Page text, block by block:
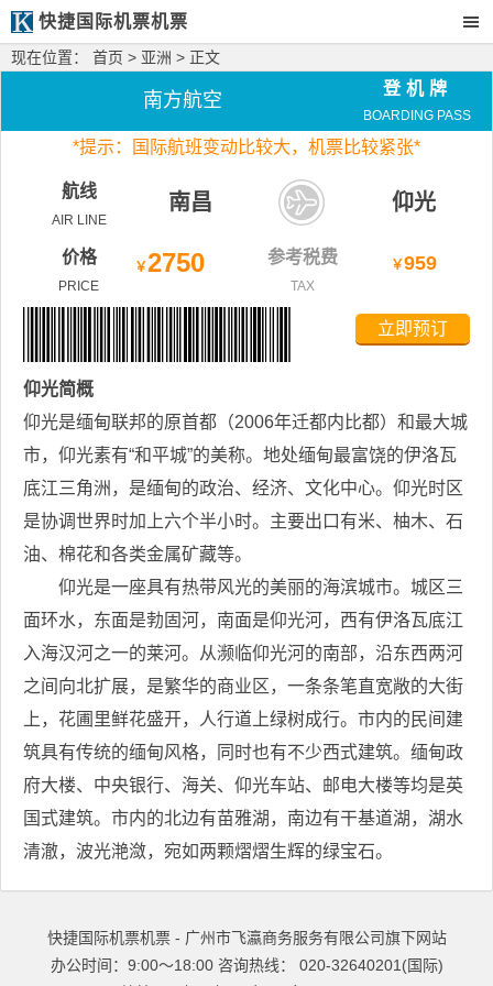
快捷国际机票机票
现在位置： 首页 > 亚洲 > 正文
南方航空
登机牌
BOARDING PASS
*提示：国际航班变动比较大， 机票比较紧张*
航线
AIR LINE
南昌 仰光
价格
PRICE
￥2750 参考税费
TAX
￥959
立即预订
仰光简概
仰光是缅甸联邦的原首都（2006年迁都内比都）和最大城
市，仰光素有“和平城”的美称。地处缅甸最富饶的伊洛瓦
底江三角洲，是缅甸的政治、经济、文化中心。仰光时区
是协调世界时加上六个半小时。主要出口有米、柚木、石
油、棉花和各类金属矿藏等。
仰光是一座具有热带风光的美丽的海滨城市。城区三
面环水，东面是勃固河，南面是仰光河，西有伊洛瓦底江
入海汉河之一的莱河。从濒临仰光河的南部，沿东西两河
之间向北扩展，是繁华的商业区，一条条笔直宽敞的大街
上，花圃里鲜花盛开，人行道上绿树成行。市内的民间建
筑具有传统的缅甸风格，同时也有不少西式建筑。缅甸政
府大楼、中央银行、海关、仰光车站、邮电大楼等均是英
国式建筑。市内的北边有苗雅湖，南边有干基道湖，湖水
清澈，波光滟潋，宛如两颗熠熠生辉的绿宝石。
快捷国际机票机票 - 广州市飞瀛商务服务有限公司旗下网站
办公时间：9:00～18:00 咨询热线： 020-32640201(国际)